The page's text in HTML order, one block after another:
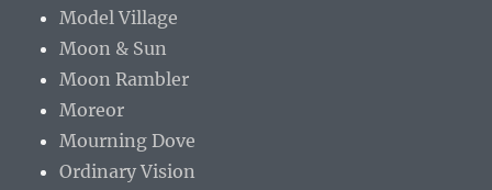
Model Village
Moon & Sun
Moon Rambler
Moreor
Mourning Dove
Ordinary Vision